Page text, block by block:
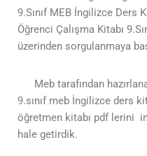
9.Sınıf MEB İngilizce Ders
Öğrenci Çalışma Kitabı
üzerinden sorgulanmaya
Meb tarafından
9.sınıf meb İngilizce ders
öğretmen kitabı pdf lerini
hale getirdik.